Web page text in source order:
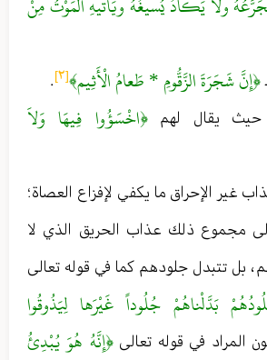
﴿إِنَّ شَجَرَةَ الزَّقُّومِ * طَعامُ الْأَثِيم﴾[٢]
.
حيث يقال لهم﴿اخْسَؤُوا فِيهَا وَلاَ
غير الإحراق ما يكفي لإفزاع العصاة ؛
مجموع ذلك عذاب الحريق الذي لا
، بل تتبدل جلودهم كما في قوله تعالى
بَدَّلْناهُمْ جُلُوداً غَيْرَها لِيَذُوقُوا
المراد في قوله تعالى﴿إِنَّهُ هُوَ يُبْدِئُ